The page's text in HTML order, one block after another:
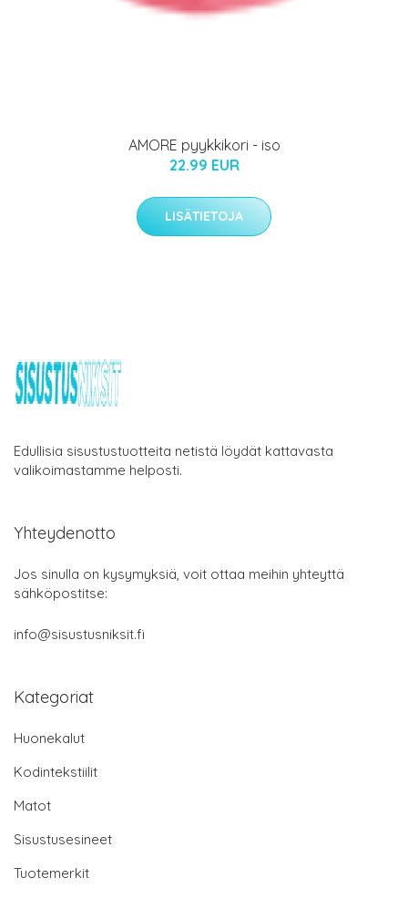
AMORE pyykkikori - iso
22.99 EUR
LISÄTIETOJA
Edullisia sisustustuotteita netistä löydät kattavasta
valikoimastamme helposti.
Yhteydenotto
Jos sinulla on kysymyksiä, voit ottaa meihin yhteyttä
sähköpostitse:
info@sisustusniksit.fi
Kategoriat
Huonekalut
Kodintekstiilit
Matot
Sisustusesineet
Tuotemerkit